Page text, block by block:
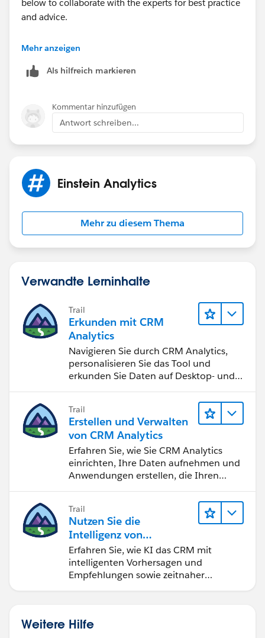
below to collaborate with the experts for best practice
and advice.
https://trailblazers.salesforce.com/_ui/core/chatte
g=0F9300000009MBPCA2
Hope this helps.
Regards,
Mehr anzeigen
Als hilfreich markieren
Kommentar hinzufügen
Antwort schreiben...
Einstein Analytics
Mehr zu diesem Thema
Verwandte Lerninhalte
Trail
Erkunden mit CRM
Analytics
Navigieren Sie durch CRM Analytics,
personalisieren Sie das Tool und
erkunden Sie Daten auf Desktop- und
Trail
Erstellen und Verwalten
von CRM Analytics
Erfahren Sie, wie Sie CRM Analytics
einrichten, Ihre Daten aufnehmen und
Anwendungen erstellen, die Ihren
Trail
Nutzen Sie die
Intelligenz von
Salesforce Einstein
Erfahren Sie, wie KI das CRM mit
intelligenten Vorhersagen und
Empfehlungen sowie zeitnaher
Weitere Hilfe